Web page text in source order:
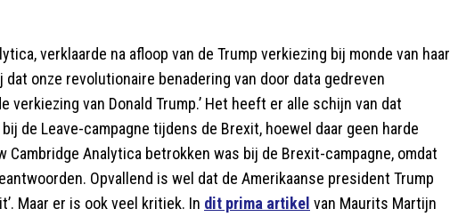
verklaarde na afloop van de Trump verkiezing bij monde van haar
onze revolutionaire benadering van door data gedreven
van Donald Trump.’ Het heeft er alle schijn van dat
de Leave-campagne tijdens de Brexit, hoewel daar geen harde
Analytica betrokken was bij de Brexit-campagne, omdat
Opvallend is wel dat de Amerikaanse president Trump
Maar er is ook veel kritiek. In dit prima artikel van Maurits Martijn